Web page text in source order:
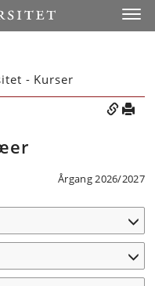
- Kurser
Årgang 2026/2027